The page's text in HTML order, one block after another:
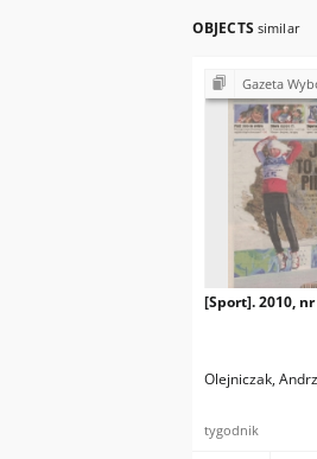
OBJECTS similar
Gazeta
[Sport]. 2010, nr
Olejniczak,
tygodnik